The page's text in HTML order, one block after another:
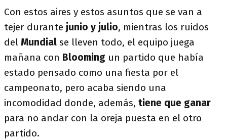
Con estos aires y estos asuntos que se van a
tejer durante junio y julio, mientras los ruidos
del Mundial se lleven todo, el equipo juega
mañana con Blooming un partido que había
estado pensado como una fiesta por el
campeonato, pero acaba siendo una
incomodidad donde, además, tiene que ganar
para no andar con la oreja puesta en el otro
partido.